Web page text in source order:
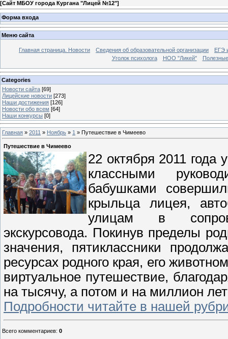
[Сайт МБОУ города Кургана "Лицей №12"]
Форма входа
Меню сайта
Главная страница. Новости Сведения об образовательной организации
ЕГЭ
Уголок психолога
НОО "Ликей"
Categories
Новости сайта [69]
Лицейские новости [273]
Наши достижения [126]
Новости обо всем [64]
Наши конкурсы [0]
Главная » 2011 » Ноябрь » 1 » Путешествие в Чимеево
Путешествие в Чимеево
22 октября 2011 года
классными
бабушками
крыльца лицея,
улицам в
экскурсовода. Покинув пределы
значения, пятиклассники
ресурсах родного края, его
виртуальное путешествие,
на тысячу, а потом и на миллион
Подробности читайте в нашей
Всего комментариев: 0